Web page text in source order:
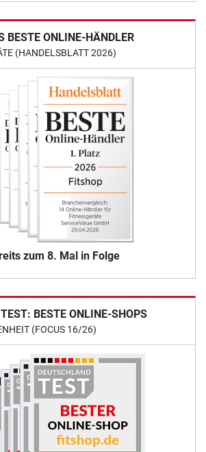
BESTE ONLINE-HÄNDLER
(HANDELSBLATT 2026)
zum 8. Mal in Folge
BESTE ONLINE-SHOPS
(FOCUS 16/26)